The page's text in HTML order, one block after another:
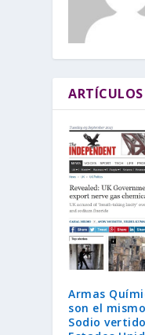
Armas
son el
Sodio